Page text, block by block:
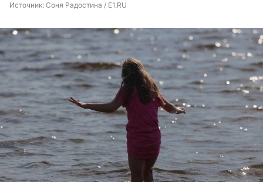
Источник: Соня Радостина / E1.RU